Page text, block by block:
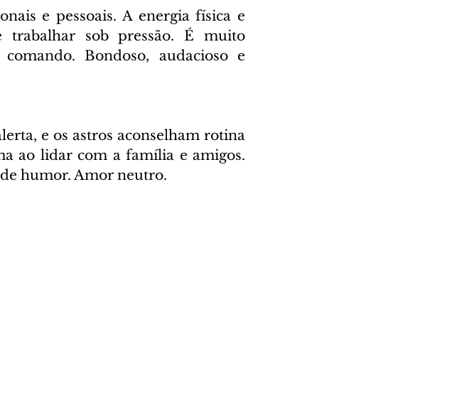
e pessoais. A energia física e
sob pressão. É muito
Bondoso, audacioso e
e os astros aconselham rotina
ao lidar com a família e amigos.
humor. Amor neutro.